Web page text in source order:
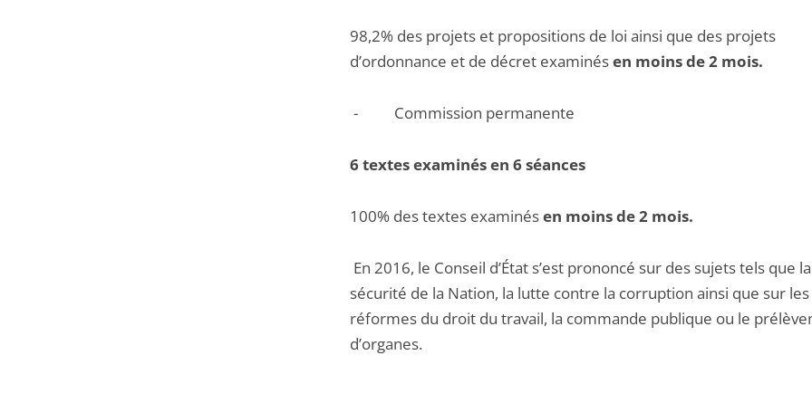
98,2% des projets et propositions de loi ainsi que des projets
d’ordonnance et de décret examinésen moins de 2 mois.
- Commission permanente
6 textes examinés en 6 séances
100% des textes examinésen moins de 2 mois.
En 2016, le Conseil d’État s’est prononcé sur des sujets tels que la
sécurité de la Nation, la lutte contre la corruption ainsi que sur les
réformes du droit du travail, la commande publique ou le
d’organes.